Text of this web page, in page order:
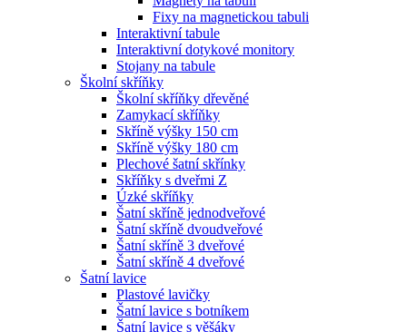
Fixy na magnetickou tabuli
Interaktivní tabule
Interaktivní dotykové monitory
Stojany na tabule
Školní skříňky
Školní skříňky dřevěné
Zamykací skříňky
Skříně výšky 150 cm
Skříně výšky 180 cm
Plechové šatní skřínky
Skříňky s dveřmi Z
Úzké skříňky
Šatní skříně jednodveřové
Šatní skříně dvoudveřové
Šatní skříně 3 dveřové
Šatní skříně 4 dveřové
Šatní lavice
Plastové lavičky
Šatní lavice s botníkem
Šatní lavice s věšáky